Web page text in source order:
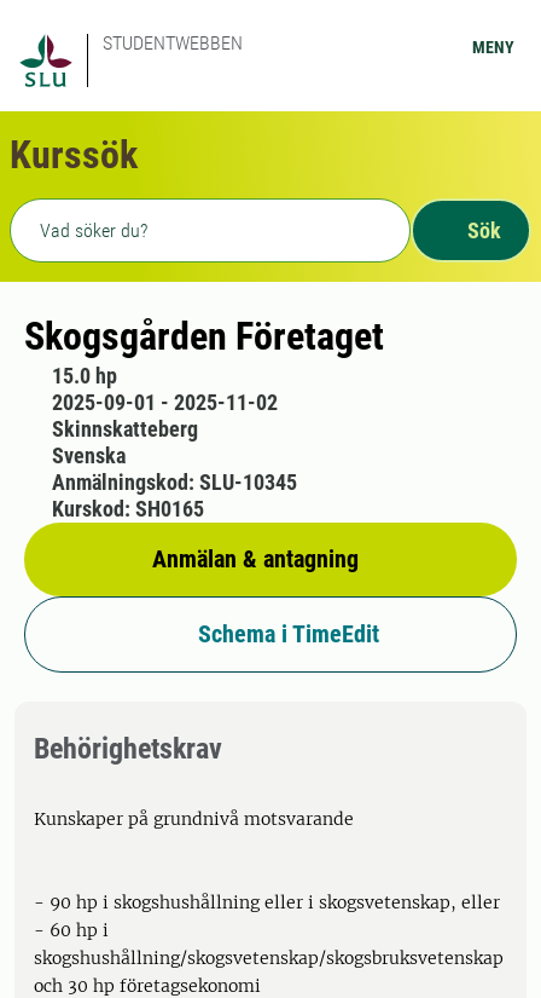
STUDENTWEBBEN MENY
Kurssök
Fritext sökning
Sök
Skogsgården Företaget
15.0 hp
2025-09-01 - 2025-11-02
Skinnskatteberg
Svenska
Anmälan & antagning
Anmälningskod: SLU-10345
Kurskod: SH0165
Schema i TimeEdit
Behörighetskrav
Kunskaper på grundnivå motsvarande
- 90 hp i skogshushållning eller i skogsvetenskap, eller
- 60 hp i
skogshushållning/skogsvetenskap/skogsbruksvetenskap
och 30 hp företagsekonomi